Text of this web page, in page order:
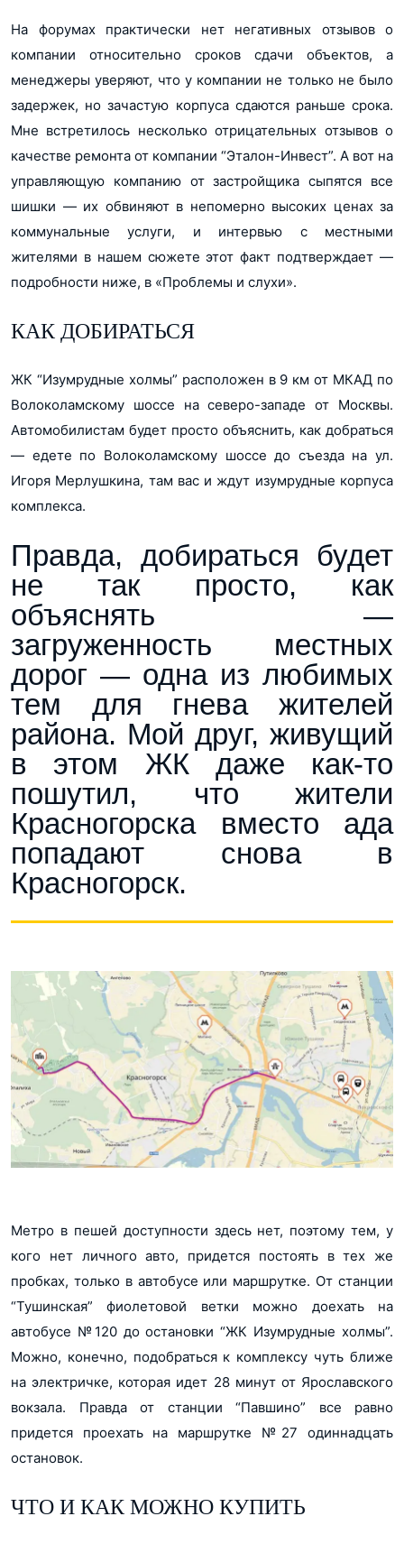
На форумах практически нет негативных отзывов о
компании относительно сроков сдачи объектов, а
менеджеры уверяют, что у компании не только не было
задержек, но зачастую корпуса сдаются раньше срока.
Мне встретилось несколько отрицательных отзывов о
качестве ремонта от компании “Эталон-Инвест”. А вот на
управляющую компанию от застройщика сыпятся все
шишки — их обвиняют в непомерно высоких ценах за
коммунальные услуги, и интервью с местными
жителями в нашем сюжете этот факт подтверждает —
подробности ниже, в «Проблемы и слухи».
КАК ДОБИРАТЬСЯ
ЖК “Изумрудные холмы” расположен в 9 км от МКАД по
Волоколамскому шоссе на северо-западе от Москвы.
Автомобилистам будет просто объяснить, как добраться
— едете по Волоколамскому шоссе до съезда на ул.
Игоря Мерлушкина, там вас и ждут изумрудные корпуса
комплекса.
Правда, добираться будет
не так просто, как
объяснять —
загруженность местных
дорог — одна из любимых
тем для гнева жителей
района. Мой друг, живущий
в этом ЖК даже как-то
пошутил, что жители
Красногорска вместо ада
попадают снова в
Красногорск.
Метро в пешей доступности здесь нет, поэтому тем, у
кого нет личного авто, придется постоять в тех же
пробках, только в автобусе или маршрутке. От станции
“Тушинская” фиолетовой ветки можно доехать на
автобусе №120 до остановки “ЖК Изумрудные холмы”.
Можно, конечно, подобраться к комплексу чуть ближе
на электричке, которая идет 28 минут от Ярославского
вокзала. Правда от станции “Павшино” все равно
придется проехать на маршрутке №27 одиннадцать
остановок.
ЧТО И КАК МОЖНО КУПИТЬ